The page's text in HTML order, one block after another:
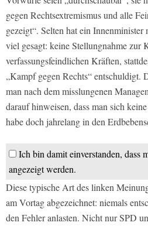
gegen Rechtsextremismus und alle
gezeigt“. Selten hat ein
viel gesagt: keine Stellungnahme zur
verfassungsfeindlichen Kräften,
„Kampf gegen Rechts“ entschuldigt.
man nach dem misslungenen
darauf hinweisen, dass man sich
habe doch jahrelang in den
Ich bin damit einverstanden, dass
angezeigt werden.
Diese typische Art des linken
am Vortag abgezeichnet: niemals
den Fehler anlasten. Nicht nur SPD